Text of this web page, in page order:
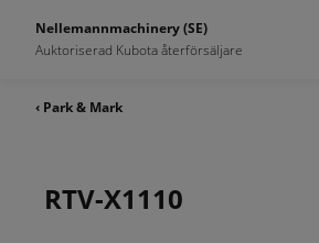
Nellemannmachinery (SE)
Auktoriserad Kubota återförsäljare
‹ Park & Mark
RTV-X1110